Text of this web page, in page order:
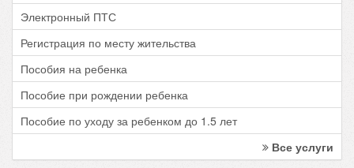
Электронный ПТС
Регистрация по месту жительства
Пособия на ребенка
Пособие при рождении ребенка
Пособие по уходу за ребенком до 1.5 лет
Все услуги